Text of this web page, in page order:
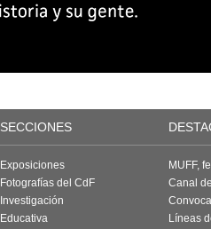
SECCIONES
Exposiciones
Fotografías del CdF
Investigación
Educativa
MUFF,
Canal
Líneas